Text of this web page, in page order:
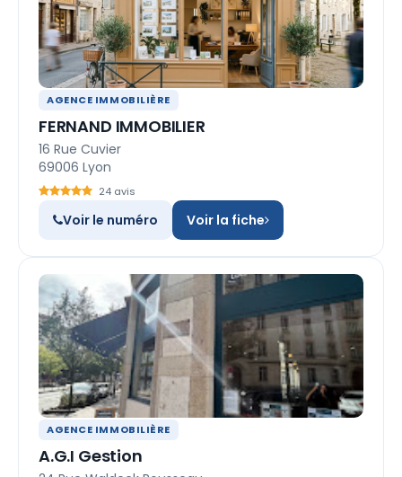
AGENCE IMMOBILIÈRE
FERNAND IMMOBILIER
16 Rue Cuvier
69006 Lyon
24 avis
Voir le numéro Voir la fiche
AGENCE IMMOBILIÈRE
A.G.I Gestion